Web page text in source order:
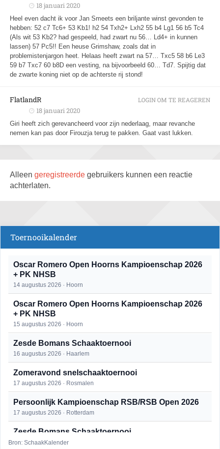
18 januari 2020
Heel even dacht ik voor Jan Smeets een briljante winst gevonden te
hebben: 52 c7 Tc6+ 53 Kb1! h2 54 Txh2+ Lxh2 55 b4 Lg1 56 b5 Tc4
(Als wit 53 Kb2? had gespeeld, had zwart nu 56… Ld4+ in kunnen
lassen) 57 Pc5!! Een heuse Grimshaw, zoals dat in
problemistenjargon heet. Helaas heeft zwart na 57… Txc5 58 b6 Le3
59 b7 Txc7 60 b8D een vesting, na bijvoorbeeld 60… Td7. Spijtig dat
de zwarte koning niet op de achterste rij stond!
FlatlandR
18 januari 2020
Giri heeft zich gerevancheerd voor zijn nederlaag, maar revanche
nemen kan pas door Firouzja terug te pakken. Gaat vast lukken.
LOGIN OM TE REAGEREN
Alleen geregistreerde gebruikers kunnen een reactie
achterlaten.
Toernooikalender
Oscar Romero Open Hoorns Kampioenschap 2026
+ PK NHSB
14 augustus 2026 · Hoorn
Oscar Romero Open Hoorns Kampioenschap 2026
+ PK NHSB
15 augustus 2026 · Hoorn
Zesde Bomans Schaaktoernooi
16 augustus 2026 · Haarlem
Zomeravond snelschaaktoernooi
17 augustus 2026 · Rosmalen
Persoonlijk Kampioenschap RSB/RSB Open 2026
17 augustus 2026 · Rotterdam
Zesde Bomans Schaaktoernooi
17 augustus 2026 · Haarlem
Bron: SchaakKalender